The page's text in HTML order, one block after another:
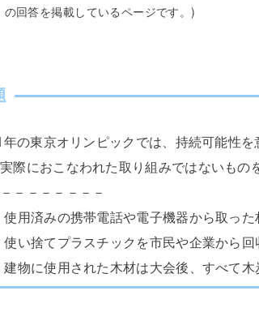
の回答を掲載しているページです。)
の東京オリンピックでは、持続可能性
際におこなわれた取り組みではないもの
－－－－－－－
使用済みの携帯電話や電子機器から取った
使い捨てプラスチックを市民や企業から回
建物に使用された木材は大会後、すべて木